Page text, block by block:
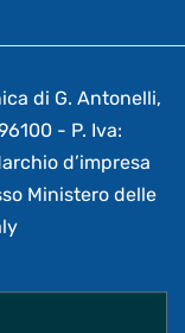
di G. Antonelli,
- P. Iva:
d’impresa
Ministero delle